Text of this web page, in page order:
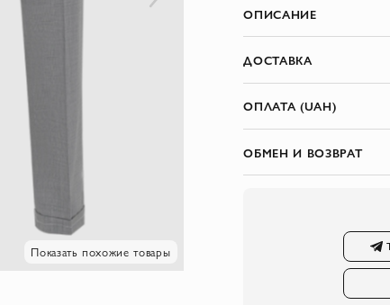
Показать похожие товары
ОПИСАНИЕ
ДОСТАВКА
ОПЛАТА (UAH)
ОБМЕН И ВОЗВРАТ